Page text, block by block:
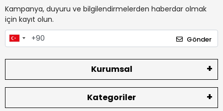
Kampanya, duyuru ve bilgilendirmelerden haberdar olmak
için kayıt olun.
Gönder
Kurumsal
Kategoriler